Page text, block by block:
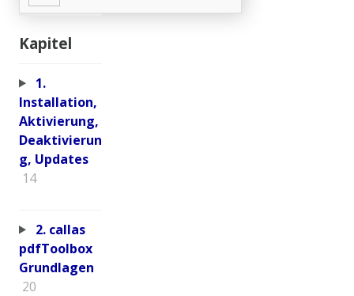
Kapitel
1.
Installation,
Aktivierung,
Deaktivierun
g, Updates
14
2. callas
pdfToolbox
Grundlagen
20